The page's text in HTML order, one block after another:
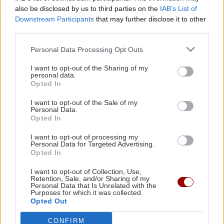
also be disclosed by us to third parties on the IAB’s List of
Downstream Participants that may further disclose it to other
Personal Data Processing Opt Outs
I want to opt-out of the Sharing of my
personal data.
Opted In
I want to opt-out of the Sale of my
Personal Data.
Opted In
I want to opt-out of processing my
Personal Data for Targeted Advertising.
Opted In
I want to opt-out of Collection, Use,
Retention, Sale, and/or Sharing of my
Personal Data that Is Unrelated with the
Purposes for which it was collected.
Opted Out
CONFIRM
και όχι μόνο.
Αυτισμός Γονείς
ΡΟΗ ΕΙΔΗΣΕΩΝ
GOSSIP - LIFESTYLE
Καλομοίρα: «Όταν κάνω δίαιτα, το πρώτο
πράγμα που κάνω...»
13:52
ΚΡΗΤΗ
Κρήτη: Συνελήφθη 32χρονος για πέντε κλοπές
από επιχειρήσεις – Βρέθηκαν κλοπιμαία